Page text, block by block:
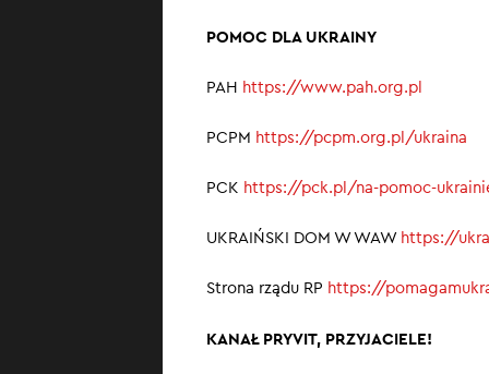
usłyszysz w
POMOC DLA UKRAINY
PAH https://www.pah.org.pl
PCPM https://pcpm.org.pl/ukraina
PCK https://pck.pl/na-pomoc-
UKRAIŃSKI DOM W WAW https://
Strona rządu RP https://
KANAŁ PRYVIT, PRZYJACIELE!